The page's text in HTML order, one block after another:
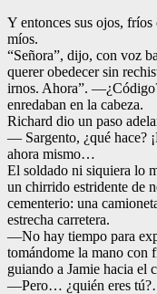
Y entonces sus ojos,
míos.
“Señora”, dijo, con voz
querer obedecer sin
irnos. Ahora”.
enredaban en la cabeza.
Richard dio un paso
— Sargento, ¿qué hace?
ahora mismo…
El soldado ni siquiera lo
un chirrido estridente de
cementerio: una
estrecha carretera.
—No hay tiempo para
tomándome la mano con
guiando a Jamie hacia el
—Pero… ¿quién eres